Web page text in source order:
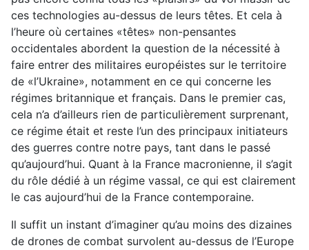
ces technologies au-dessus de leurs têtes. Et cela à
l’heure où certaines «têtes» non-pensantes
occidentales abordent la question de la nécessité à
faire entrer des militaires européistes sur le territoire
de «l’Ukraine», notamment en ce qui concerne les
régimes britannique et français. Dans le premier cas,
cela n’a d’ailleurs rien de particulièrement surprenant,
ce régime était et reste l’un des principaux initiateurs
des guerres contre notre pays, tant dans le passé
qu’aujourd’hui. Quant à la France macronienne, il s’agit
du rôle dédié à un régime vassal, ce qui est clairement
le cas aujourd’hui de la France contemporaine.
Il suffit un instant d’imaginer qu’au moins des dizaines
de drones de combat survolent au-dessus de l’Europe